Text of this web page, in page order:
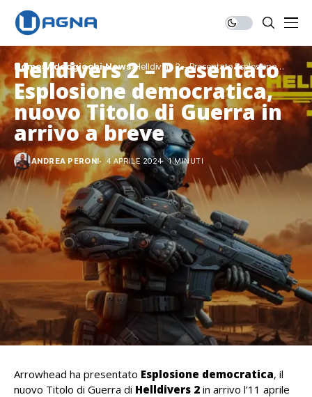
Home Videogiochi News Helldivers 2 – Presentato Esplosione
democratica, nuovo Titolo di Guerra in arrivo
a breve
Helldivers 2 – Presentato
Esplosione democratica,
nuovo Titolo di Guerra in
arrivo a breve
ANDREA PERONI 4 APRILE 2024 1 MINUTI
Arrowhead ha presentato Esplosione democratica, il
nuovo Titolo di Guerra di Helldivers 2 in arrivo l’11 aprile